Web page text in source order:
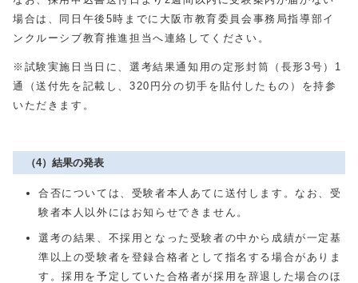
場合は、同日午後5時までに大阪市教育委員会事務局指導部イ
ンクルーシブ教育推進担当へ連絡してください。
※試験実施日当日に、選考結果通知用の定形封筒（長形3号）1
通（送付先を記載し、 320 円分の切手を貼付したもの）を持参
いただきます。
（4）結果の発表
合否については、受験者本人あてに送付します。なお、受
験者本人以外にはお知らせできません。
選考の結果、不採用となった受験者の中から成績が一定基
準以上の受験者を登録合格者として指名する場合がありま
す。採用を予定していた合格者が採用を辞退した場合のほ